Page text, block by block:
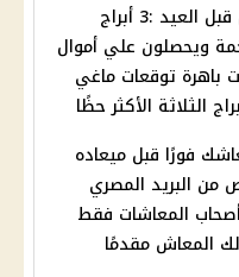
حظ ذهبي وفلوس قبل العيد :3 أبراج
ويحصلون علي أموال
باهرة توقعات ماغي
الثلاثة الأكثر حظًا
معاشك فورًا قبل ميعاده
البريد المصري
المعاشات فقط
المعاش مقدمًا